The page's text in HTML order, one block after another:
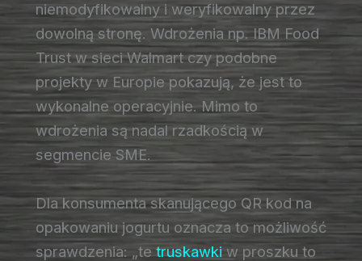
niemodyfikowalny i weryfikowalny przez
dowolną stronę. Wdrożenia np. IBM Food
Trust w sieci Walmart czy podobne
projekty w Europie pokazują, że jest to
wykonalne operacyjnie. Mimo to
wdrożenia są nadal rzadkością w
segmencie SME.
Dla konsumenta skanującego QR kod na
opakowaniu jogurtu oznacza to możliwość
sprawdzenia: „te truskawki w proszku to